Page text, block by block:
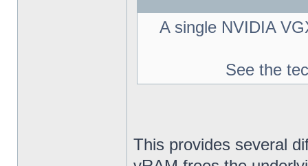
A single NVIDIA
See the
This provides several